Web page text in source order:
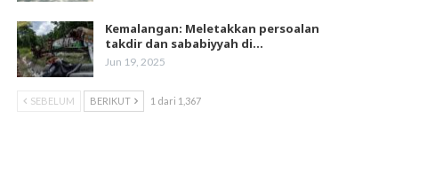
Kemalangan: Meletakkan persoalan
takdir dan sababiyyah di…
Jun 19, 2025
SEBELUM BERIKUT 1 dari 1,367